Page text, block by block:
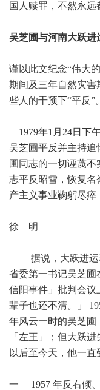
国人赎罪，不然永
吴芝圃与河南大跃进
谨以此文纪念“伟大
期间及三年自然灾害
些人的干预下“平反”。
1979年1月24日下
吴芝圃平反并主持追
圃同志的一切诬蔑
志平反昭雪，恢复名
产主义事业鞠躬尽瘁
徐 明
据说，大跃进运
省委第一书记吴芝圃
信阳事件」批判会议
辈子也还不清。」
年风云一时的吴芝圃
「左王」；但大跃进
以后至今天，他一直
一 1957 年反右倾